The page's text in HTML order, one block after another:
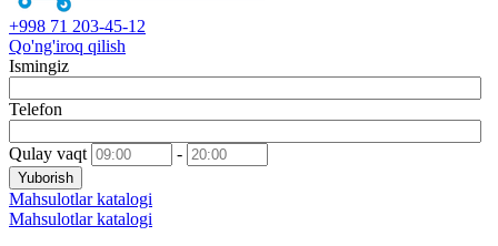
+998 71 203-45-12
Qo'ng'iroq qilish
Ismingiz
Telefon
Qulay vaqt -
Yuborish
Mahsulotlar katalogi
Mahsulotlar katalogi